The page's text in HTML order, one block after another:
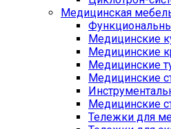
Медицинская
Медицинские
Медицинские
Медицинские
Медицинские
Медицинские
Тележки для